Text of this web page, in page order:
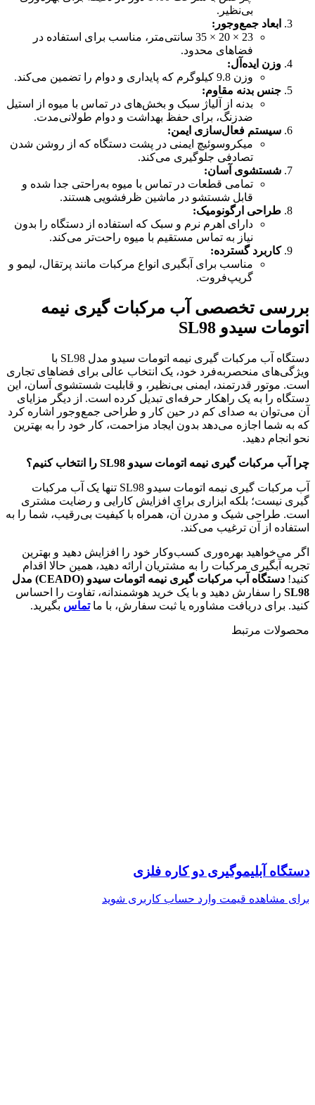
بی‌نظیر.
ابعاد جمع‌وجور :
23 × 20 × 35 سانتی‌متر، مناسب برای استفاده در
فضاهای محدود.
وزن ایده‌آل:
وزن 9.8 کیلوگرم که پایداری و دوام را تضمین می‌کند.
جنس بدنه مقاوم:
بدنه از آلیاژ سبک و بخش‌های در تماس با میوه از استیل
ضدزنگ، برای حفظ بهداشت و دوام طولانی‌مدت.
سیستم فعال‌سازی ایمن:
میکروسوئیچ ایمنی در پشت دستگاه که از روشن شدن
تصادفی جلوگیری می‌کند.
شستشوی آسان:
تمامی قطعات در تماس با میوه به‌راحتی جدا شده و
قابل شستشو در ماشین ظرفشویی هستند.
طراحی ارگونومیک:
دارای اهرم نرم و سبک که استفاده از دستگاه را بدون
نیاز به تماس مستقیم با میوه راحت‌تر می‌کند.
کاربرد گسترده:
مناسب برای آبگیری انواع مرکبات مانند پرتقال، لیمو و
گریپ‌فروت.
بررسی تخصصی آب مرکبات گیری نیمه
اتومات سیدو SL98
دستگاه آب مرکبات گیری نیمه اتومات سیدو مدل SL98 با
ویژگی‌های منحصربه‌فرد خود، یک انتخاب عالی برای فضاهای تجاری
است. موتور قدرتمند، ایمنی بی‌نظیر، و قابلیت شستشوی آسان، این
دستگاه را به یک راهکار حرفه‌ای تبدیل کرده است. از دیگر مزایای
آن می‌توان به صدای کم در حین کار و طراحی جمع‌وجور اشاره کرد
که به شما اجازه می‌دهد بدون ایجاد مزاحمت، کار خود را به بهترین
نحو انجام دهید.
چرا آب مرکبات گیری نیمه اتومات سیدو SL98 را انتخاب کنیم؟
آب مرکبات گیری نیمه اتومات سیدو SL98 تنها یک آب مرکبات
گیری نیست؛ بلکه ابزاری برای افزایش کارایی و رضایت مشتری
است. طراحی شیک و مدرن آن، همراه با کیفیت بی‌رقیب، شما را به
استفاده از آن ترغیب می‌کند.
اگر می‌خواهید بهره‌وری کسب‌وکار خود را افزایش دهید و بهترین
تجربه آبگیری مرکبات را به مشتریان ارائه دهید، همین حالا اقدام
کنید! دستگاه آب مرکبات گیری نیمه اتومات سیدو (CEADO)
مدل
SL98 را سفارش دهید و با یک خرید هوشمندانه، تفاوت را احساس
کنید. برای دریافت مشاوره یا ثبت سفارش، با ماتماس بگیرید.
محصولات مرتبط
دستگاه آبلیموگیری دو کاره فلزی
برای مشاهده قیمت وارد حساب کاربری شوید